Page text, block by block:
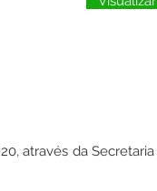
através da Secretaria